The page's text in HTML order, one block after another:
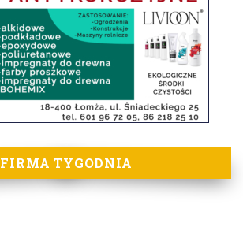
FIRMA TYGODNIA